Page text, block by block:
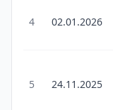
4 02.01.2026
5 24.11.2025